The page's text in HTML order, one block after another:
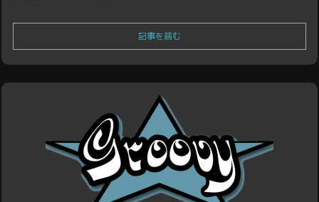
記事を読む